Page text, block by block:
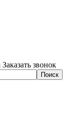
Заказать звонок